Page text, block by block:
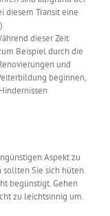
diesem Transit eine
dieser Zeit
Beispiel durch die
und
beginnen,
Aspekt zu
sollten Sie sich hüten.
begünstigt. Gehen
zu leichtsinnig um.